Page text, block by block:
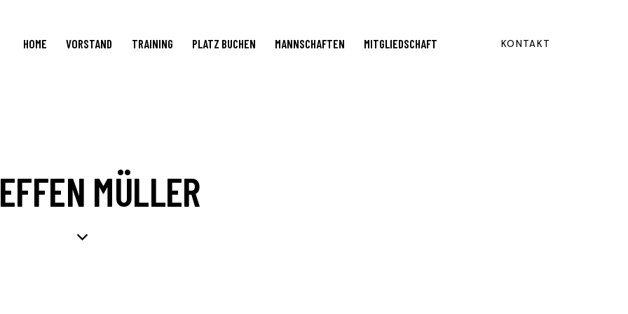
HOME VORSTAND TRAINING PLATZ BUCHEN MANNSCHAFTEN MITGLIEDSCHAFT KONTAKT
MÜLLER